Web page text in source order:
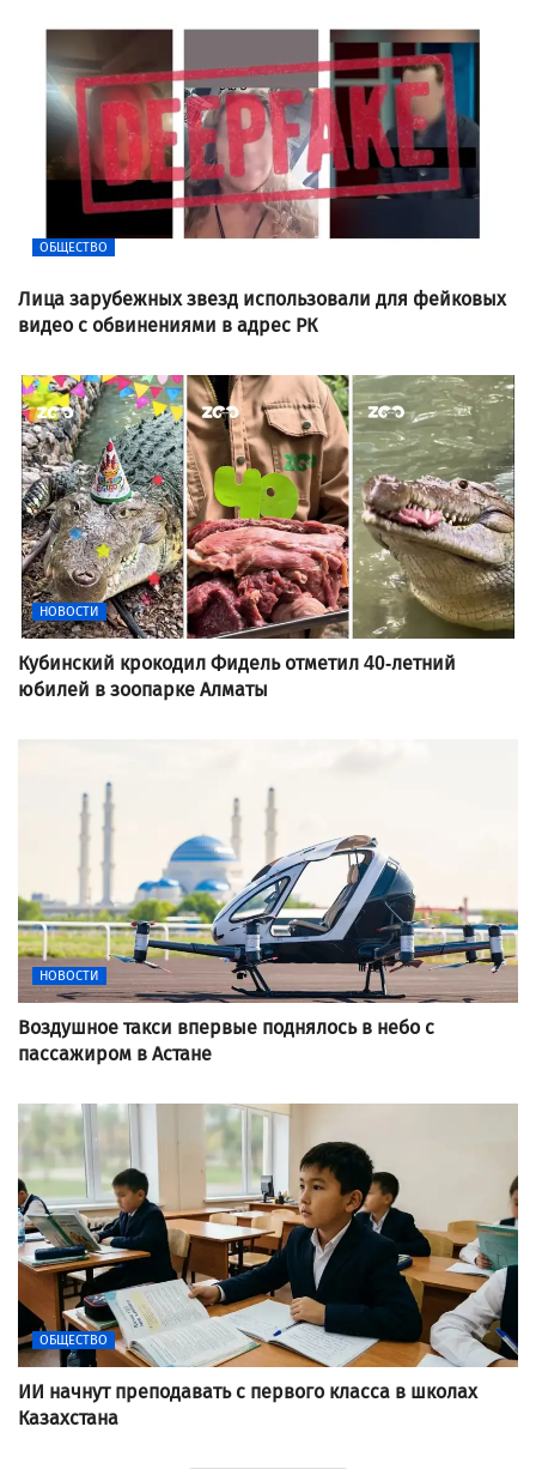
ОБЩЕСТВО
Лица зарубежных звезд использовали для фейковых
видео с обвинениями в адрес РК
НОВОСТИ
Кубинский крокодил Фидель отметил 40-летний
юбилей в зоопарке Алматы
НОВОСТИ
Воздушное такси впервые поднялось в небо с
пассажиром в Астане
ОБЩЕСТВО
ИИ начнут преподавать с первого класса в школах
Казахстана